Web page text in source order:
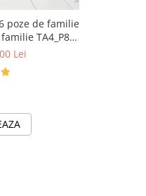
poze de familie
TA4_P8
Lei